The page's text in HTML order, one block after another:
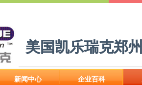
美国凯乐瑞克郑
美国凯乐瑞克郑
新闻中心 企业百科
新闻中心 企业百科